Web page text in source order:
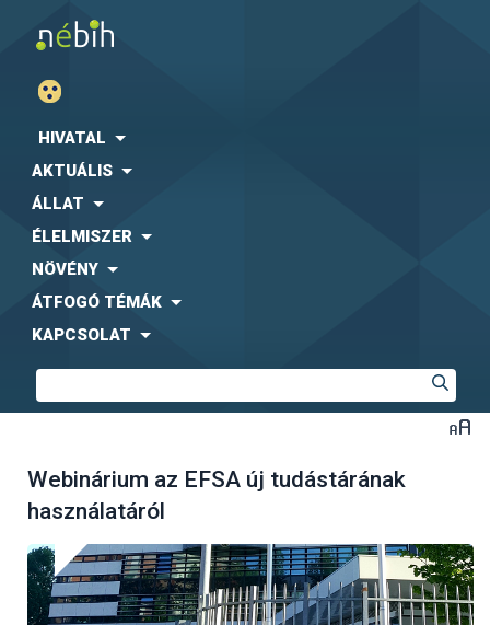
HIVATAL
AKTUÁLIS
ÁLLAT
ÉLELMISZER
NÖVÉNY
ÁTFOGÓ TÉMÁK
KAPCSOLAT
Webinárium az EFSA új tudástárának
használatáról